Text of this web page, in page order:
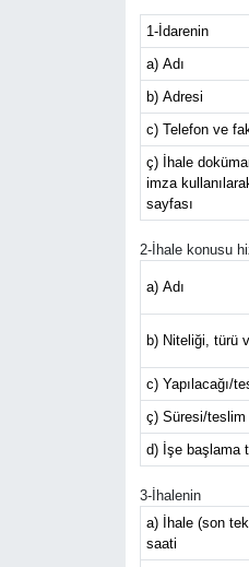
1-İdarenin
a) Adı
b) Adresi
c) Telefon ve
ç) İhale
imza
sayfası
2-İhale konusu
a) Adı
b) Niteliği, türü
c) Yapılacağı/
ç) Süresi/teslim
d) İşe başlama
3-İhalenin
a) İhale (son
saati